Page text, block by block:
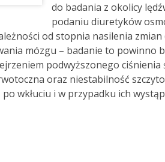
do badania z okolicy
podaniu diuretyków
od stopnia nasilenia
mózgu – badanie to powinno
podwyższonego ciśnienia
oraz niestabilność
wkłuciu i w przypadku ich